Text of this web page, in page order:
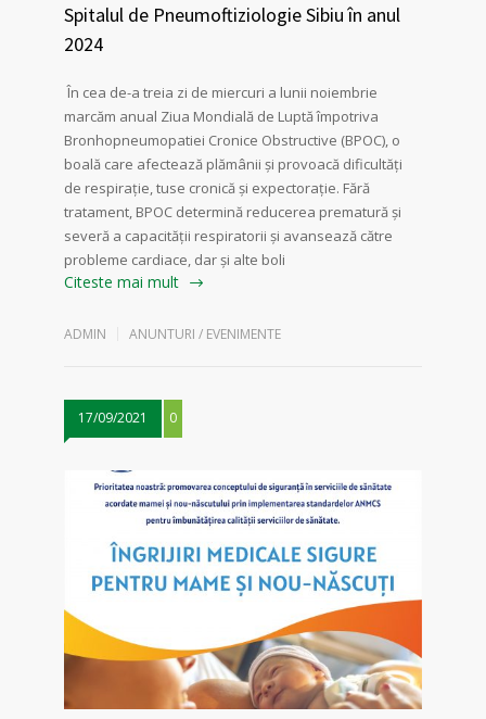
Spitalul de Pneumoftiziologie Sibiu în anul
2024
În cea de-a treia zi de miercuri a lunii noiembrie
marcăm anual Ziua Mondială de Luptă împotriva
Bronhopneumopatiei Cronice Obstructive (BPOC), o
boală care afectează plămânii și provoacă dificultăți
de respirație, tuse cronică și expectorație. Fără
tratament, BPOC determină reducerea prematură și
severă a capacității respiratorii și avansează către
probleme cardiace, dar și alte boli
Citeste mai mult
ADMIN ANUNTURI / EVENIMENTE
17/09/2021 0